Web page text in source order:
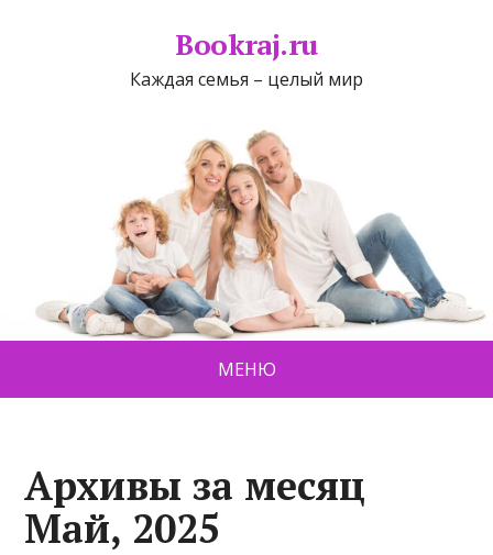
Bookraj.ru
Каждая семья – целый мир
МЕНЮ
Архивы за месяц
Май, 2025